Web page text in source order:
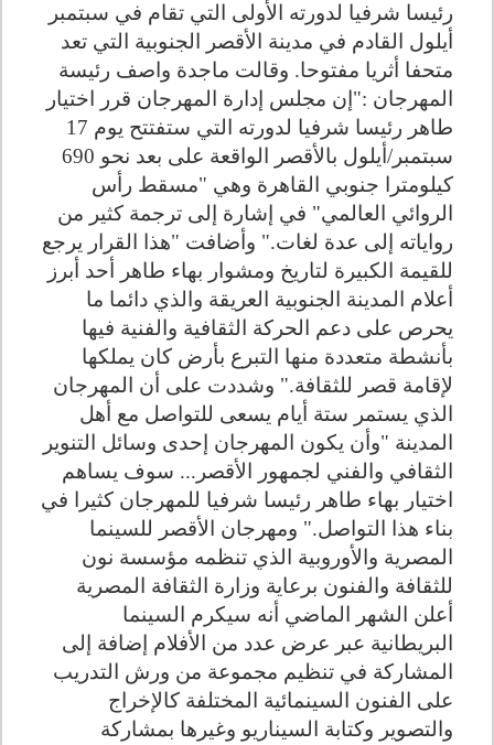
رئيسا شرفيا لدورته الأولى التي تقام في سبتمبر
أيلول القادم في مدينة الأقصر الجنوبية التي تعد
متحفا أثريا مفتوحا. وقالت ماجدة واصف رئيسة
المهرجان :"إن مجلس إدارة المهرجان قرر اختيار
طاهر رئيسا شرفيا لدورته التي ستفتتح يوم 17
سبتمبر/أيلول بالأقصر الواقعة على بعد نحو 690
كيلومترا جنوبي القاهرة وهي "مسقط رأس
الروائي العالمي" في إشارة إلى ترجمة كثير من
رواياته إلى عدة لغات." وأضافت "هذا القرار يرجع
للقيمة الكبيرة لتاريخ ومشوار بهاء طاهر أحد أبرز
أعلام المدينة الجنوبية العريقة والذي دائما ما
يحرص على دعم الحركة الثقافية والفنية فيها
بأنشطة متعددة منها التبرع بأرض كان يملكها
لإقامة قصر للثقافة." وشددت على أن المهرجان
الذي يستمر ستة أيام يسعى للتواصل مع أهل
المدينة "وأن يكون المهرجان إحدى وسائل التنوير
الثقافي والفني لجمهور الأقصر... سوف يساهم
اختيار بهاء طاهر رئيسا شرفيا للمهرجان كثيرا في
بناء هذا التواصل." ومهرجان الأقصر للسينما
المصرية والأوروبية الذي تنظمه مؤسسة نون
للثقافة والفنون برعاية وزارة الثقافة المصرية
أعلن الشهر الماضي أنه سيكرم السينما
البريطانية عبر عرض عدد من الأفلام إضافة إلى
المشاركة في تنظيم مجموعة من ورش التدريب
على الفنون السينمائية المختلفة كالإخراج
والتصوير وكتابة السيناريو وغيرها بمشاركة